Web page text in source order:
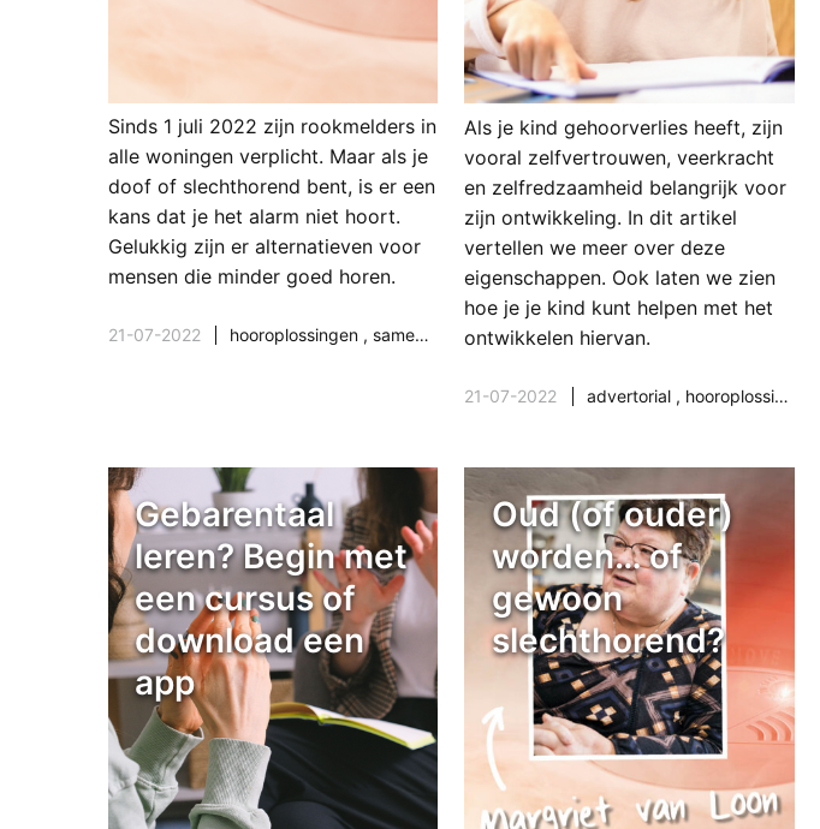
Sinds 1 juli 2022 zijn rookmelders in
alle woningen verplicht. Maar als je
doof of slechthorend bent, is er een
kans dat je het alarm niet hoort.
Gelukkig zijn er alternatieven voor
mensen die minder goed horen.
21-07-2022 hooroplossingen , samenleving & maatschappij
Als je kind gehoorverlies heeft, zijn
vooral zelfvertrouwen, veerkracht
en zelfredzaamheid belangrijk voor
zijn ontwikkeling. In dit artikel
vertellen we meer over deze
eigenschappen. Ook laten we zien
hoe je je kind kunt helpen met het
ontwikkelen hiervan.
21-07-2022 advertorial , hooroplossingen
Gebarentaal
leren? Begin met
een cursus of
download een
app
Oud (of ouder)
worden… of
gewoon
slechthorend?